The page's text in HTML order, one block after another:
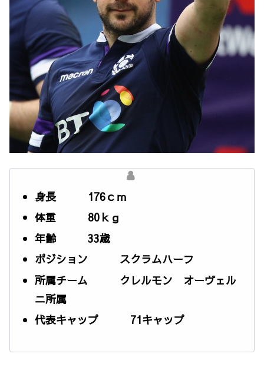
身長 176ｃｍ
体重 80ｋｇ
年齢 33歳
ポジション スクラムハーフ
所属チーム クレルモン オーヴェル
ニ所属
代表キャップ 71キャップ